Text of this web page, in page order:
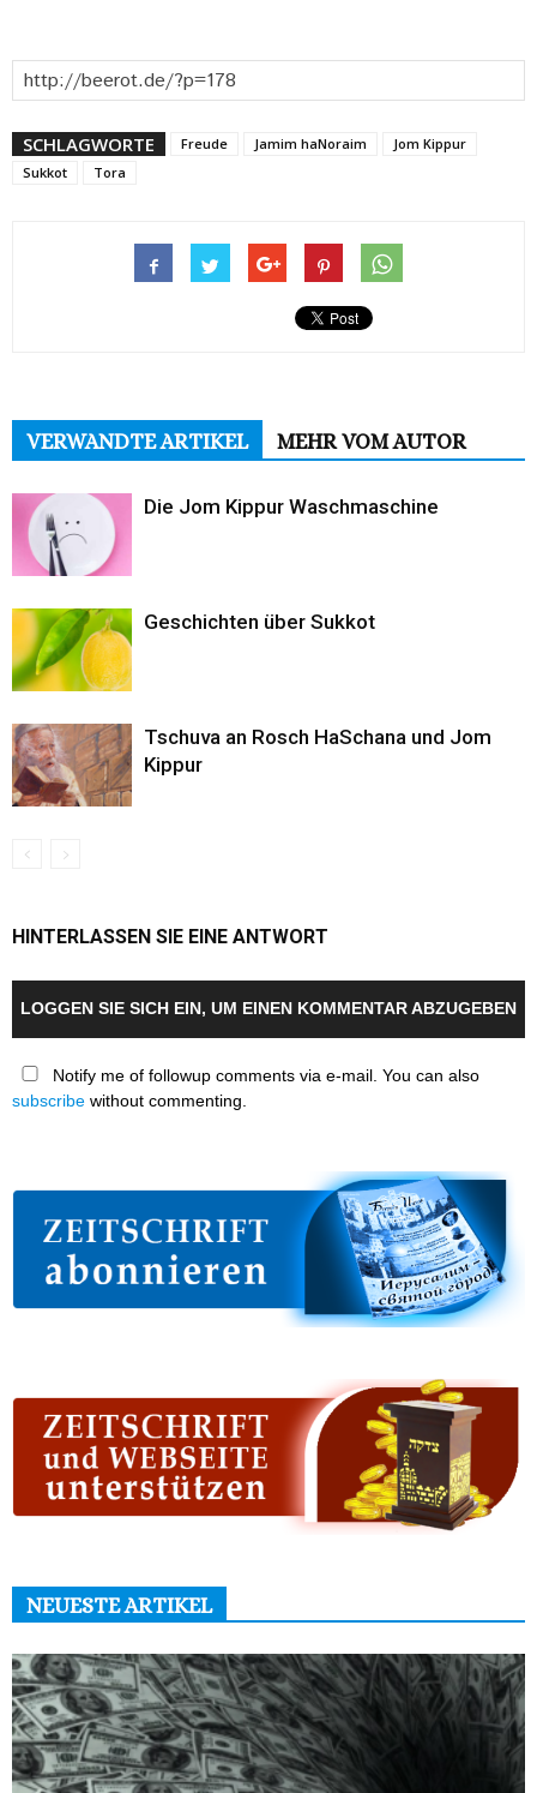
SCHLAGWORTE Freude Jamim haNoraim
Jom Kippur
Sukkot
Tora
VERWANDTE ARTIKEL MEHR VOM AUTOR
Die Jom Kippur Waschmaschine
Geschichten über Sukkot
Tschuva an Rosch HaSchana und Jom
Kippur
HINTERLASSEN SIE EINE ANTWORT
LOGGEN SIE SICH EIN, UM EINEN KOMMENTAR ABZUGEBEN
Notify me of followup comments via e-mail. You can also
subscribe without commenting.
NEUESTE ARTIKEL